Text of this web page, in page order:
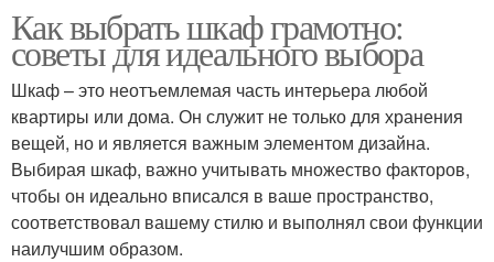
Как выбрать шкаф грамотно:
советы для идеального выбора
Шкаф – это неотъемлемая часть интерьера любой
квартиры или дома. Он служит не только для хранения
вещей, но и является важным элементом дизайна.
Выбирая шкаф, важно учитывать множество факторов,
чтобы он идеально вписался в ваше пространство,
соответствовал вашему стилю и выполнял свои функции
наилучшим образом.